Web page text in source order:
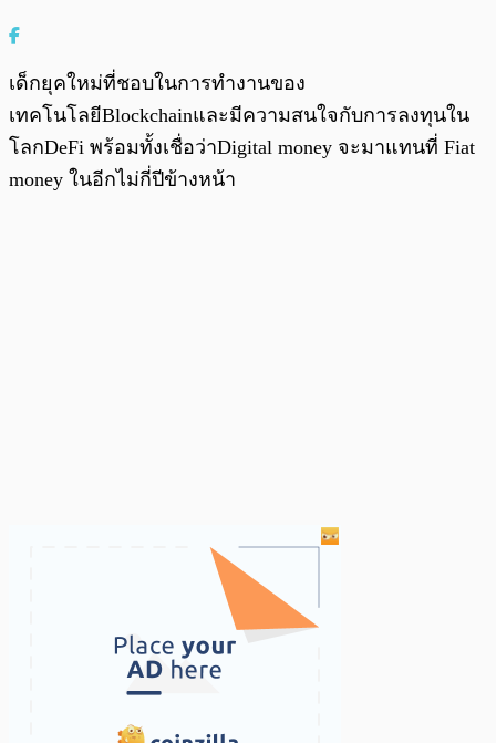
เด็กยุคใหม่ที่ชอบในการทำงานของ
เทคโนโลยีBlockchainและมีความสนใจกับการลงทุนใน
โลกDeFi พร้อมทั้งเชื่อว่าDigital money จะมาแทนที่ Fiat
money ในอีกไม่กี่ปีข้างหน้า